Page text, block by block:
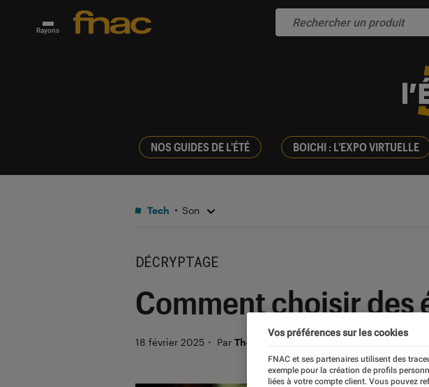
Rayons
NOS GUIDES DE L'ÉTÉ BOICHI : L'EXPO VIRTUELLE
Tech Son
DÉCRYPTAGE
Comment choisir des
18 février 2025 ・ Par Théo
Vos préférences sur les cookies
FNAC et ses partenaires utilisent des
exemple pour la création de profils
liées à votre compte client. Vous pouvez